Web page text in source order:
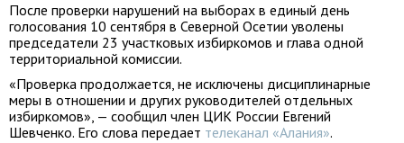
После проверки нарушений на выборах в единый день
голосования 10 сентября в Северной Осетии уволены
председатели 23 участковых избиркомов и глава одной
территориальной комиссии.
«Проверка продолжается, не исключены дисциплинарные
меры в отношении и других руководителей отдельных
избиркомов», — сообщил член ЦИК России Евгений
Шевченко. Его слова передает телеканал «Алания».